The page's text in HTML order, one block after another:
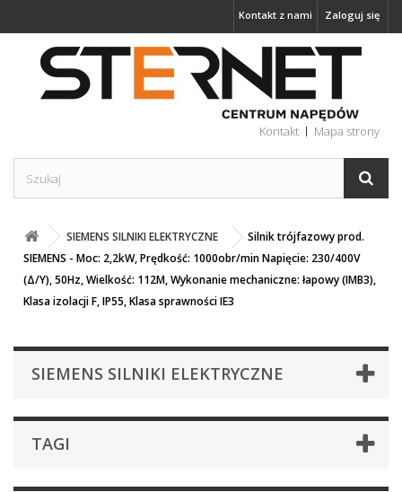
Zaloguj się
Kontakt z nami
Kontakt Mapa strony
SIEMENS SILNIKI ELEKTRYCZNE
Silnik trójfazowy prod.
SIEMENS - Moc: 2,2kW, Prędkość: 1000obr/min Napięcie: 230/400V
(Δ/Y), 50Hz, Wielkość: 112M, Wykonanie mechaniczne: łapowy (IMB3),
Klasa izolacji F, IP55, Klasa sprawności IE3
SIEMENS SILNIKI ELEKTRYCZNE
TAGI